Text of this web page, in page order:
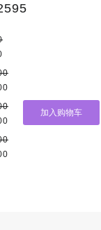
price
is:Current
price
Current
Current
加入购物车